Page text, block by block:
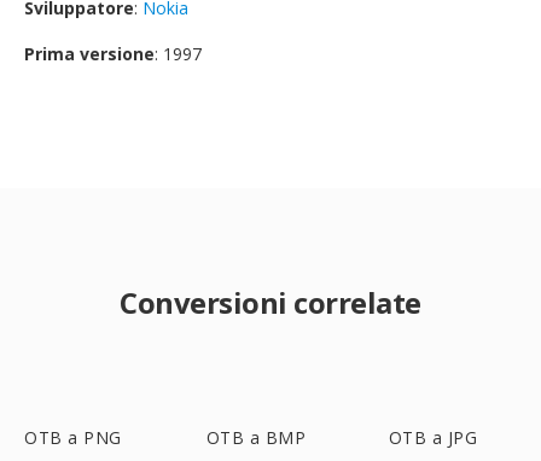
Sviluppatore: Nokia
Prima versione: 1997
Conversioni correlate
OTB a PNG OTB a BMP OTB a JPG